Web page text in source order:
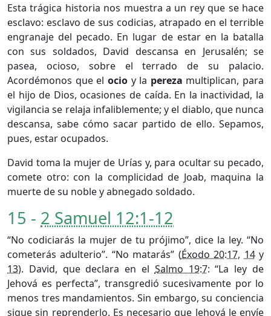
Esta trágica historia nos muestra a un rey que se hace
esclavo: esclavo de sus codicias, atrapado en el terrible
engranaje del pecado. En lugar de estar en la batalla
con sus soldados, David descansa en Jerusalén; se
pasea, ocioso, sobre el terrado de su palacio.
Acordémonos que el ocioy la pereza multiplican, para
el hijo de Dios, ocasiones de caída. En la inactividad, la
vigilancia se relaja infaliblemente; y el diablo, que nunca
descansa, sabe cómo sacar partido de ello. Sepamos,
pues, estar ocupados.
David toma la mujer de Urías y, para ocultar su pecado,
comete otro: con la complicidad de Joab, maquina la
muerte de su noble y abnegado soldado.
15 - 2 Samuel 12:1-12
“No codiciarás la mujer de tu prójimo”, dice la ley. “No
cometerás adulterio”. “No matarás” (Éxodo 20:17, 14y
13). David, que declara en el Salmo 19:7: “La ley de
Jehová es perfecta”, transgredió sucesivamente por lo
menos tres mandamientos. Sin embargo, su conciencia
sigue sin reprenderlo. Es necesario que Jehová le envíe